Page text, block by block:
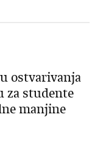
ostvarivanja
za studente
manjine